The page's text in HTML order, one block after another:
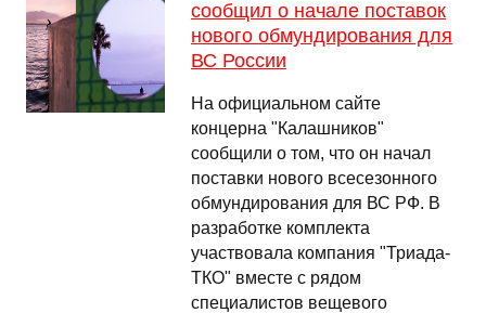
сообщил о начале поставок
нового обмундирования для
ВС России
На официальном сайте
концерна "Калашников"
сообщили о том, что он начал
поставки нового всесезонного
обмундирования для ВС РФ. В
разработке комплекта
участвовала компания "Триада-
ТКО" вместе с рядом
специалистов вещевого